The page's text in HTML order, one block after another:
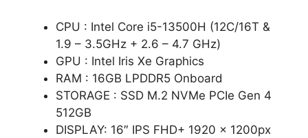
CPU : Intel Core i5-13500H (12C/16T &
1.9 – 3.5GHz + 2.6 – 4.7 GHz)
GPU : Intel Iris Xe Graphics
RAM : 16GB LPDDR5 Onboard
STORAGE : SSD M.2 NVMe PCIe Gen 4
512GB
DISPLAY: 16″ IPS FHD+ 1920 x 1200px